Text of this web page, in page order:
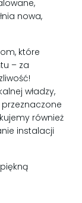
nowa,
które
– za
władzy,
również
instalacji